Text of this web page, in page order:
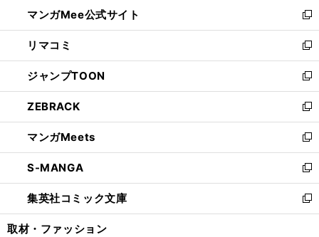
く
ド
ウ
で
開
く
ィ
ン
ド
ウ
で
開
く
い
ウ
ィ
ン
ド
ウ
で
開
く
マンガMee公式サイト
新
し
い
ウ
ィ
ン
ド
ウ
で
開
く
リマコミ
新
し
い
ウ
ィ
ン
ド
ウ
で
開
く
ジャンプTOON
新
し
い
ウ
ィ
ン
ド
ウ
で
開
ZEBRACK
新
し
い
ウ
ィ
ン
ド
ウ
マンガMeets
新
し
い
ウ
ィ
ン
S-MANGA
新
し
い
ウ
集英社コミック文庫
新
し
取材・ファッション